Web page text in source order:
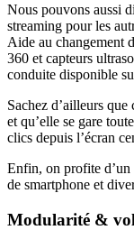
Nous pouvons aussi
streaming pour les
Aide au changement
360 et capteurs
conduite disponible
Sachez d’ailleurs
et qu’elle se gare
clics depuis l’écran
Enfin, on profite
de smartphone et
Modularité &